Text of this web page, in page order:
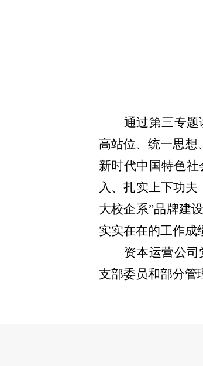
通过第三专
高站位、统一思想
新时代中国特色
入、扎实上下功
大校企系”品牌建
实实在在的工作成
资本运营公
支部委员和部分管